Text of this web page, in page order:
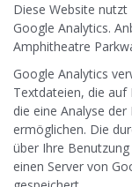
Diese Website nutzt
Google Analytics.
Amphitheatre
Google Analytics
Textdateien, die
die eine Analyse
ermöglichen. Die
über Ihre
einen Server von